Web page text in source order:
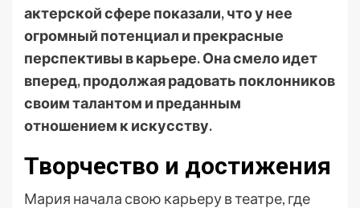
актерской сфере показали, что у нее
огромный потенциал и прекрасные
перспективы в карьере. Она смело идет
вперед, продолжая радовать поклонников
своим талантом и преданным
отношением к искусству.
Творчество и достижения
Мария начала свою карьеру в театре, где